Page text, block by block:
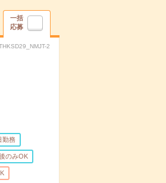
一括
応募
2
勤務
のみOK